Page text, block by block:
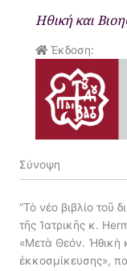
Ηθική και
Έκδοση:
Σύνοψη
“Τὸ νέο βιβλίο τοῦ
τῆς Ἰατρι­κῆς κ.
«Μετὰ Θεόν. Ἠθικὴ
ἐκκοσμίκευσης»,